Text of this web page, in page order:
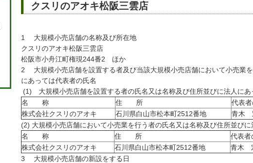
クスリのアオキ松阪三雲店
1 大規模小売店舗の名称及び所在地
クスリのアオキ松阪三雲店
松阪市小舟江町権現244番2 ほか
2 大規模小売店舗を設置する者及び当該大規模小売店舗において小売業
にあっては代表者の氏名
(1) 大規模小売店舗を設置する者の氏名又は名称及び住所並びに法人にあ
名 称
住 所
代表
株式会社クスリのアオキ
石川県白山市松本町2512番地
青木
(2) 大規模小売店舗において小売業を行う者の氏名又は名称及び住所並び
名 称
住 所
代表者
株式会社クスリのアオキ
石川県白山市松本町2512番地
青木
3 大規模小売店舗の新設をする日